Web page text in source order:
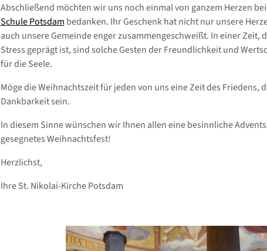
Abschließend möchten wir uns noch einmal von ganzem Herzen
Schule Potsdam bedanken. Ihr Geschenk hat nicht nur unsere
auch unsere Gemeinde enger zusammengeschweißt. In einer Zeit,
Stress geprägt ist, sind solche Gesten der Freundlichkeit und
für die Seele.
Möge die Weihnachtszeit für jeden von uns eine Zeit des Friedens,
Dankbarkeit sein.
In diesem Sinne wünschen wir Ihnen allen eine besinnliche
gesegnetes Weihnachtsfest!
Herzlichst,
Ihre St. Nikolai-Kirche Potsdam